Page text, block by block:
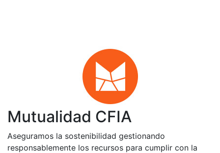
Mutualidad CFIA
Aseguramos la sostenibilidad gestionando
responsablemente los recursos para cumplir con la